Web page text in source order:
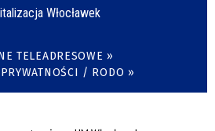
Włocławek
TELEADRESOWE »
/ RODO »